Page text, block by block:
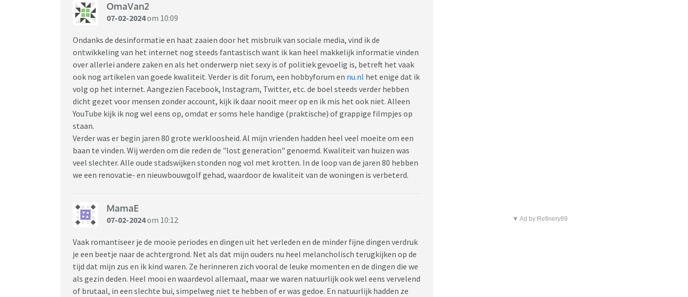
OmaVan2
07-02-2024om 10:09
Ondanks de desinformatie en haat zaaien door het misbruik van sociale media, vind ik de
ontwikkeling van het internet nog steeds fantastisch want ik kan heel makkelijk informatie vinden
over allerlei andere zaken en als het onderwerp niet sexy is of politiek gevoelig is, betreft het vaak
ook nog artikelen van goede kwaliteit. Verder is dit forum, een hobbyforum en nu.nl het enige dat ik
volg op het internet. Aangezien Facebook, Instagram, Twitter, etc. de boel steeds verder hebben
dicht gezet voor mensen zonder account, kijk ik daar nooit meer op en ik mis het ook niet. Alleen
YouTube kijk ik nog wel eens op, omdat er soms hele handige (praktische) of grappige filmpjes op
staan.
Verder was er begin jaren 80 grote werkloosheid. Al mijn vrienden hadden heel veel moeite om een
baan te vinden. Wij werden om die reden de "lost generation" genoemd. Kwaliteit van huizen was
veel slechter. Alle oude stadswijken stonden nog vol met krotten. In de loop van de jaren 80 hebben
we een renovatie- en nieuwbouwgolf gehad, waardoor de kwaliteit van de woningen is verbeterd.
MamaE
07-02-2024om 10:12
Vaak romantiseer je de mooie periodes en dingen uit het verleden en de minder fijne dingen verdruk
je een beetje naar de achtergrond. Net als dat mijn ouders nu heel melancholisch terugkijken op de
tijd dat mijn zus en ik kind waren. Ze herinneren zich vooral de leuke momenten en de dingen die we
als gezin deden. Heel mooi en waardevol allemaal, maar we waren natuurlijk ook wel eens vervelend
of brutaal, in een slechte bui, simpelweg niet te hebben of er was gedoe. En natuurlijk hadden ze
▼ Ad by Refinery89